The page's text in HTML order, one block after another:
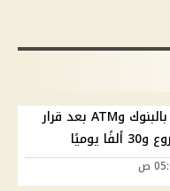
حدود السحب والإيداع بالبنوك وATM بعد قرار